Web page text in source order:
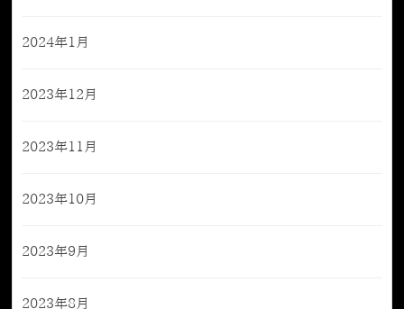
2024年1月
2023年12月
2023年11月
2023年10月
2023年9月
2023年8月